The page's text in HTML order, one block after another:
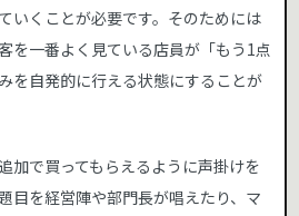
いくことが必要です。そのためには
を一番よく見ている店員が「もう1点
を自発的に行える状態にすることが
加で買ってもらえるように声掛けを
目を経営陣や部門長が唱えたり、マ